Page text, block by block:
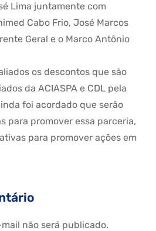
Lima juntamente com
Cabo Frio, José Marcos
Geral e o Marco Antônio
os descontos que são
da ACIASPA e CDL pela
foi acordado que serão
para promover essa parceria,
para promover ações em
não será publicado.